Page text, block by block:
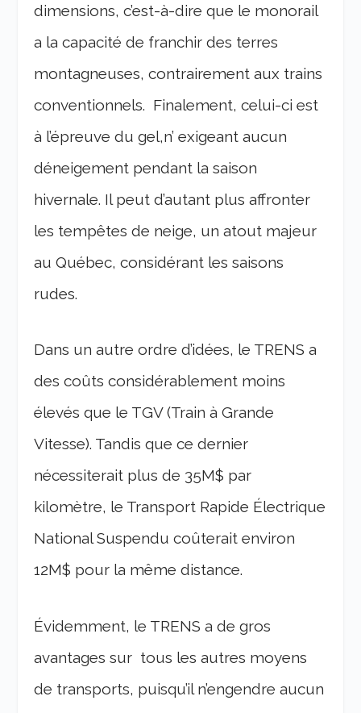
dimensions, c’est-à-dire que le monorail
a la capacité de franchir des terres
montagneuses, contrairement aux trains
conventionnels. Finalement, celui-ci est
à l’épreuve du gel,n’ exigeant aucun
déneigement pendant la saison
hivernale. Il peut d’autant plus affronter
les tempêtes de neige, un atout majeur
au Québec, considérant les saisons
rudes.
Dans un autre ordre d’idées, le TRENS a
des coûts considérablement moins
élevés que le TGV (Train à Grande
Vitesse). Tandis que ce dernier
nécessiterait plus de 35M$ par
kilomètre, le Transport Rapide Électrique
National Suspendu coûterait environ
12M$ pour la même distance.
Évidemment, le TRENS a de gros
avantages sur tous les autres moyens
de transports, puisqu’il n’engendre aucun